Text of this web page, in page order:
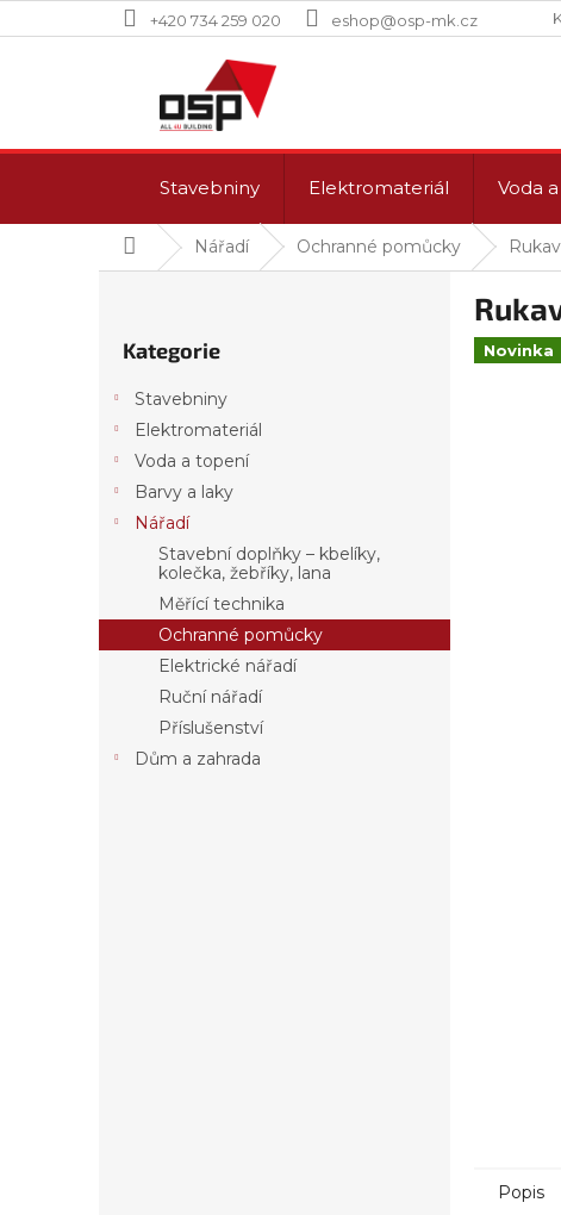
na
+420 734 259 020 eshop@osp-mk.cz
Stavebniny Elektromateriál Voda
DomůNářadí Ochranné pomůcky
l
kategorie
Kategorie
Stavebniny
Elektromateriál
Voda a topení
Barvy a laky
Nářadí
Stavební doplňky – kbelíky,
kolečka, žebříky, lana
Měřící technika
Ochranné pomůcky
Elektrické nářadí
Ruční nářadí
Příslušenství
Dům a zahrada
Novinka
Popis